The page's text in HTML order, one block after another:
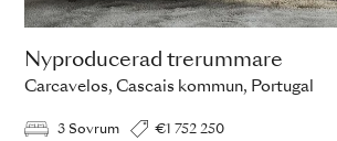
Nyproducerad trerummare
Carcavelos, Cascais kommun, Portugal
3 Sovrum
€1 752 250